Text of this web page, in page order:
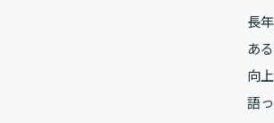
長
あ
向
語